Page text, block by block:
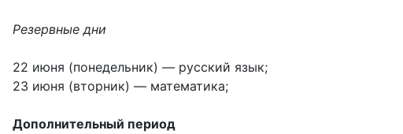
Резервные дни
22 июня (понедельник) — русский язык;
23 июня (вторник) — математика;
Дополнительный период